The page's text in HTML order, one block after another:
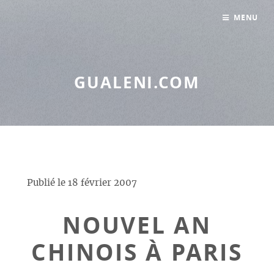
GUALENI.COM
Publié le 18 février 2007
NOUVEL AN
CHINOIS À PARIS
MENU